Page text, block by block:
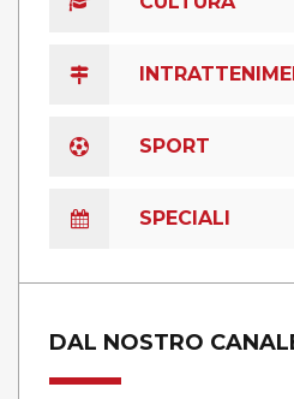
SPORT
SPECIALI
DAL NOSTRO